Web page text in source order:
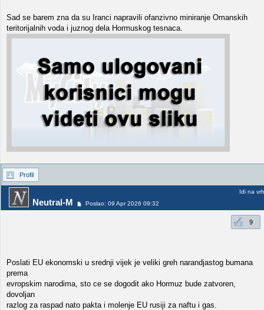
Sad se barem zna da su Iranci napravili ofanzivno miniranje Omanskih
teritorijalnih voda i juznog dela Hormuskog tesnaca.
Profil
Neutral-M Poslao: 09 Apr 2026 09:32
Idi na vrh
9
Poslati EU ekonomski u srednji vijek je veliki greh narandjastog bumana
prema
evropskim narodima, sto ce se dogodit ako Hormuz bude zatvoren,
dovoljan
razlog za raspad nato pakta i molenje EU rusiji za naftu i gas.